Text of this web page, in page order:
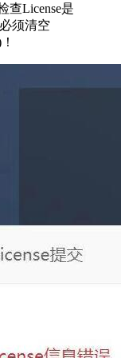
查License是
须清空